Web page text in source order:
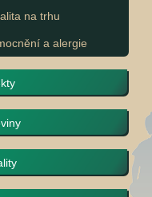
na trhu
a alergie